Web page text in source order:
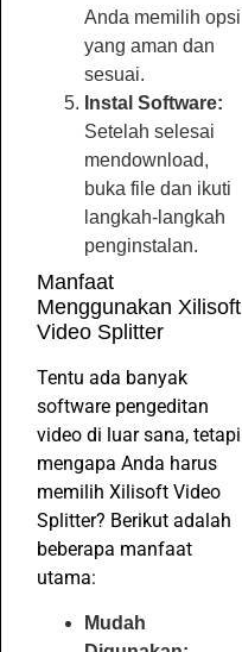
Anda memilih opsi
yang aman dan
sesuai.
Instal Software:
Setelah selesai
mendownload,
buka file dan ikuti
langkah-langkah
penginstalan.
Manfaat
Menggunakan Xilisoft
Video Splitter
Tentu ada banyak
software pengeditan
video di luar sana, tetapi
mengapa Anda harus
memilih Xilisoft Video
Splitter? Berikut adalah
beberapa manfaat
utama:
Mudah